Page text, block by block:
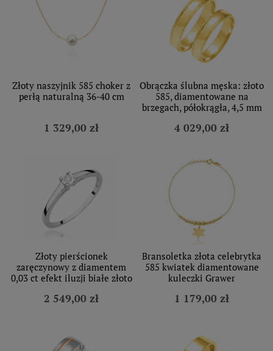
Złoty naszyjnik 585 choker z
perłą naturalną 36-40 cm
1 329,00 zł
Obrączka ślubna męska: złoto
585, diamentowane na
brzegach, półokrągła, 4,5 mm
4 029,00 zł
Złoty pierścionek
zaręczynowy z diamentem
0,03 ct efekt iluzji białe złoto
2 549,00 zł
Bransoletka złota celebrytka
585 kwiatek diamentowane
kuleczki Grawer
1 179,00 zł